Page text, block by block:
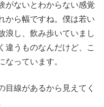
がないとわからない感覚
から幅ですね。僕は若い
浪し、飲み歩いていまし
違うものなんだけど、こ
なっています。
目線があるから見えてく